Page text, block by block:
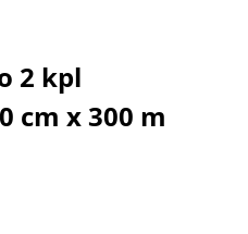
2 kpl
cm x 300 m